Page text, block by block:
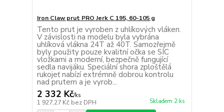
Iron Claw prut PRO Jerk C 195, 60-105 g
Tento prut je vyroben z uhlíkových vláken.
V závislosti na modelu byla vybrána
uhlíková vlákna 24T až 40T. Samozřejmě
byly použity pouze kvalitní očka se SIC
vložkami a moderní, bezpečně fungující
sedla navijáku. Speciální shora zploštělá
rukojeť nabízí extrémně dobrou kontrolu
nad prutem a je vyrob...
2 332 Kč/ks
1 927,27 Kč bez DPH Skladem 2 ks